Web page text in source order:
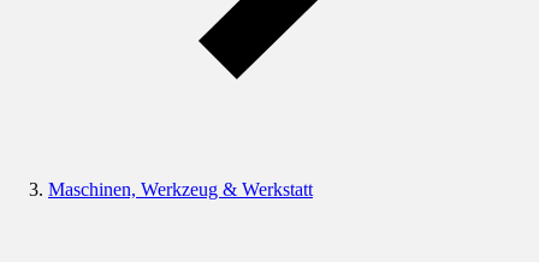
Maschinen, Werkzeug & Werkstatt